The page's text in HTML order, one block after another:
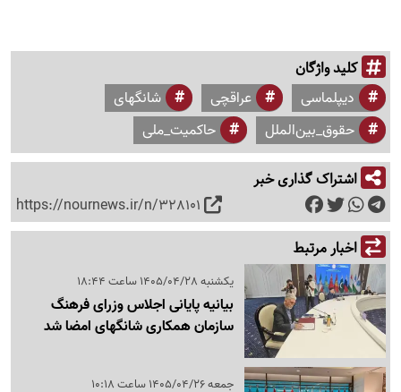
کلید واژگان
دیپلماسی عراقچی
شانگهای
حقوق_بین‌الملل
حاکمیت_ملی
اشتراک گذاری خبر
https://nournews.ir/n/328101
اخبار مرتبط
یکشنبه 1405/04/28 ساعت 18:44
بیانیه پایانی اجلاس وزرای فرهنگ
سازمان همکاری شانگهای امضا شد
جمعه 1405/04/26 ساعت 10:18